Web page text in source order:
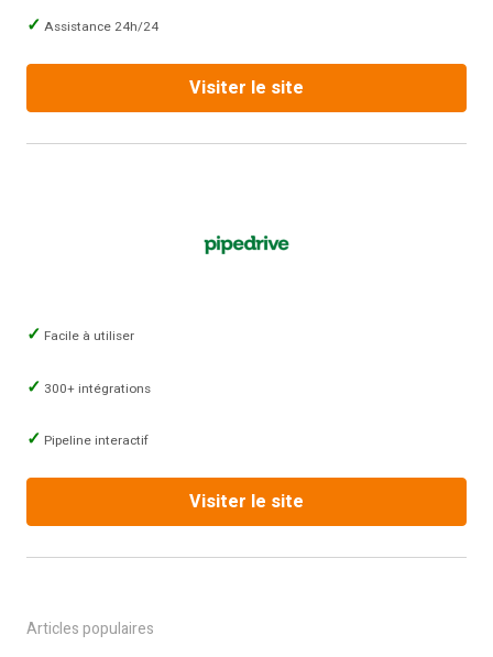
Assistance 24h/24
Visiter le site
Facile à utiliser
300+ intégrations
Pipeline interactif
Visiter le site
Articles populaires